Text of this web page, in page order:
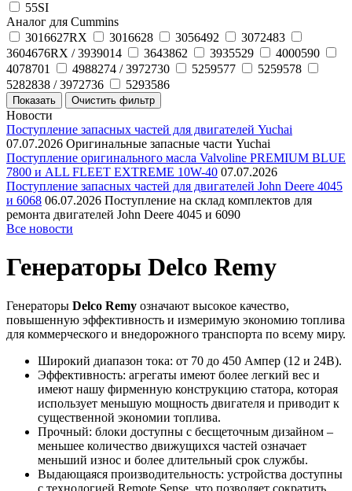
55SI
Аналог для Cummins
3016627RX
3016628 3056492
3072483
3604676RX / 3939014
3643862 3935529
4000590
4078701
4988274 / 3972730 5259577
5259578
5282838 / 3972736
5293586
Новости
Поступление запасных частей для двигателей Yuchai
07.07.2026 Оригинальные запасные части Yuchai
Поступление оригинального масла Valvoline PREMIUM BLUE
7800 и ALL FLEET EXTREME 10W-40 07.07.2026
Поступление запасных частей для двигателей John Deere 4045
и 6068 06.07.2026 Поступление на склад комплектов для
ремонта двигателей John Deere 4045 и 6090
Все новости
Генераторы Delco Remy
Генераторы Delco Remy означают высокое качество,
повышенную эффективность и измеримую экономию топлива
для коммерческого и внедорожного транспорта по всему миру.
Широкий диапазон тока: от 70 до 450 Ампер (12 и 24В).
Эффективность: агрегаты имеют более легкий вес и
имеют нашу фирменную конструкцию статора, которая
использует меньшую мощность двигателя и приводит к
существенной экономии топлива.
Прочный: блоки доступны с бесщеточным дизайном –
меньшее количество движущихся частей означает
меньший износ и более длительный срок службы.
Выдающаяся производительность: устройства доступны
с технологией Remote Sense, что позволяет сократить